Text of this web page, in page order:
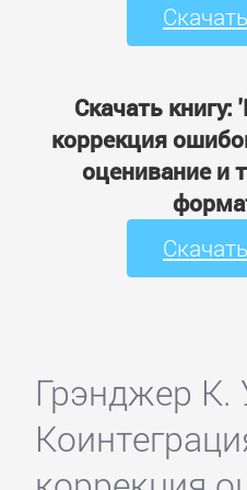
Скачать книгу:
коррекция
оценивание и
Грэнджер К.